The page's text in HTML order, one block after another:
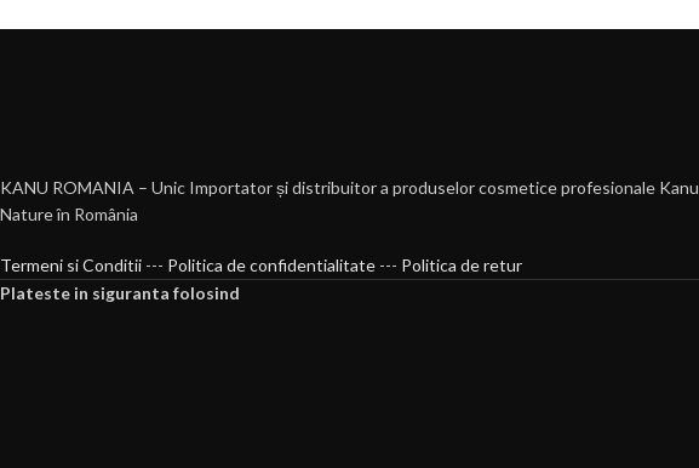
KANU ROMANIA – Unic Importator și distribuitor a produselor cosmetice profesionale Kanu
Nature în România
Termeni si Conditii --- Politica de confidentialitate --- Politica de retur
Plateste in siguranta folosind